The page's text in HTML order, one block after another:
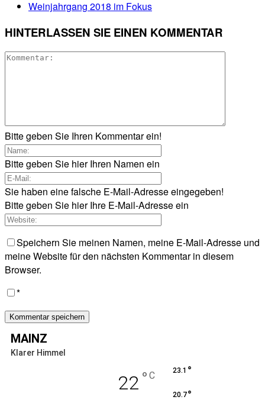
Weinjahrgang 2018 im Fokus
HINTERLASSEN SIE EINEN KOMMENTAR
Bitte geben Sie Ihren Kommentar ein!
Bitte geben Sie hier Ihren Namen ein
Sie haben eine falsche E-Mail-Adresse eingegeben!
Bitte geben Sie hier Ihre E-Mail-Adresse ein
Speichern Sie meinen Namen, meine E-Mail-Adresse und
meine Website für den nächsten Kommentar in diesem
Browser.
*
MAINZ
Klarer Himmel
22 ° C 23.1 °
20.7°